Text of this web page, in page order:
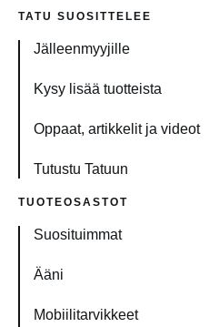
TATU SUOSITTELEE
Jälleenmyyjille
Kysy lisää tuotteista
Oppaat, artikkelit ja videot
Tutustu Tatuun
TUOTEOSASTOT
Suosituimmat
Ääni
Mobiilitarvikkeet